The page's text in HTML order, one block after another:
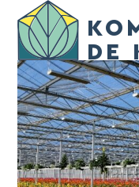
content
Open
mobile
menu
Close
mobile
menu